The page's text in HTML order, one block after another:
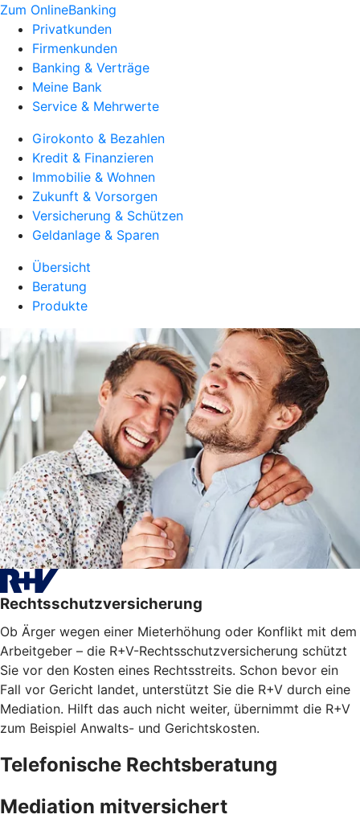
Zum OnlineBanking
Privatkunden
Firmenkunden
Banking & Verträge
Meine Bank
Service & Mehrwerte
Girokonto & Bezahlen
Kredit & Finanzieren
Immobilie & Wohnen
Zukunft & Vorsorgen
Versicherung & Schützen
Geldanlage & Sparen
Übersicht
Beratung
Produkte
Rechtsschutzversicherung
Ob Ärger wegen einer Mieterhöhung oder Konflikt mit dem
Arbeitgeber – die R+V-Rechtsschutzversicherung schützt
Sie vor den Kosten eines Rechtsstreits. Schon bevor ein
Fall vor Gericht landet, unterstützt Sie die R+V durch eine
Mediation. Hilft das auch nicht weiter, übernimmt die R+V
zum Beispiel Anwalts- und Gerichtskosten.
Telefonische Rechtsberatung
Mediation mitversichert